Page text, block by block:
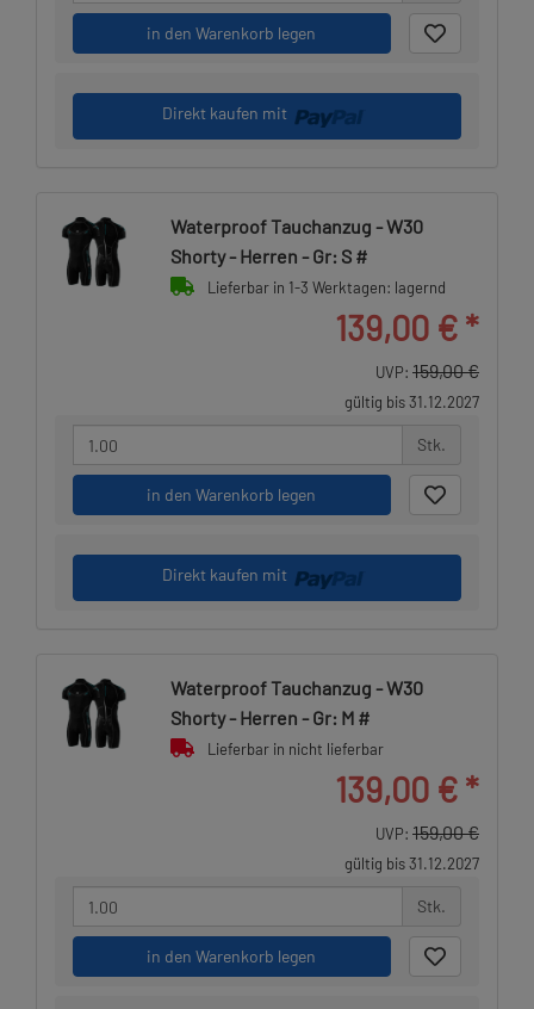
in den Warenkorb legen
Direkt kaufen mit
Waterproof Tauchanzug - W30
Shorty - Herren - Gr: S #
Lieferbar in 1-3 Werktagen: lagernd
139,00 € *
UVP: 159,00 €
gültig bis 31.12.2027
Stk.
in den Warenkorb legen
Direkt kaufen mit
Waterproof Tauchanzug - W30
Shorty - Herren - Gr: M #
Lieferbar in nicht lieferbar
139,00 € *
UVP: 159,00 €
gültig bis 31.12.2027
Stk.
in den Warenkorb legen